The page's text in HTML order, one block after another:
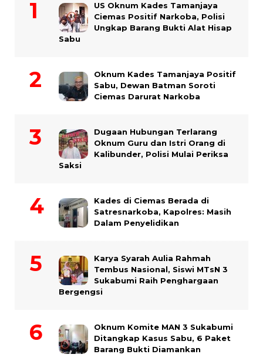
US Oknum Kades Tamanjaya
Ciemas Positif Narkoba, Polisi
Ungkap Barang Bukti Alat Hisap
Sabu
Oknum Kades Tamanjaya Positif
Sabu, Dewan Batman Soroti
Ciemas Darurat Narkoba
Dugaan Hubungan Terlarang
Oknum Guru dan Istri Orang di
Kalibunder, Polisi Mulai Periksa
Saksi
Kades di Ciemas Berada di
Satresnarkoba, Kapolres: Masih
Dalam Penyelidikan
Karya Syarah Aulia Rahmah
Tembus Nasional, Siswi MTsN 3
Sukabumi Raih Penghargaan
Bergengsi
Oknum Komite MAN 3 Sukabumi
Ditangkap Kasus Sabu, 6 Paket
Barang Bukti Diamankan